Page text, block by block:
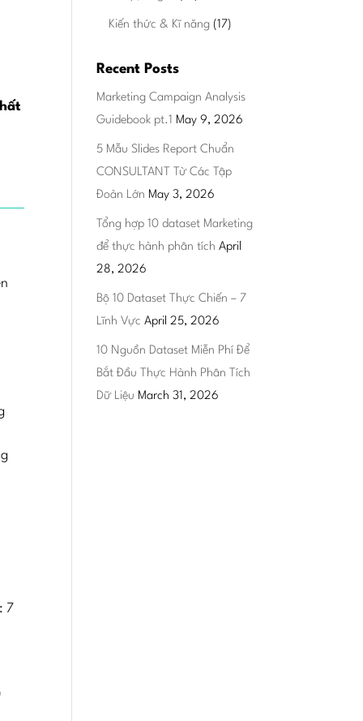
7
Kiến thức & Kĩ năng (17)
Recent Posts
Marketing Campaign Analysis
Guidebook pt.1 May 9, 2026
5 Mẫu Slides Report Chuẩn
CONSULTANT Từ Các Tập
Đoàn Lớn May 3, 2026
Tổng hợp 10 dataset Marketing
để thực hành phân tích April
28, 2026
Bộ 10 Dataset Thực Chiến – 7
Lĩnh Vực April 25, 2026
10 Nguồn Dataset Miễn Phí Để
Bắt Đầu Thực Hành Phân Tích
Dữ Liệu March 31, 2026